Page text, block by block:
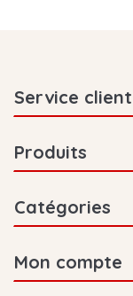
Service client
Produits
Catégories
Mon compte